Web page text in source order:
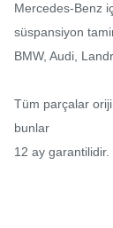
Mercedes-Benz
süspansiyon
BMW, Audi,
Tüm parçalar
bunlar
12 ay garantilidir.